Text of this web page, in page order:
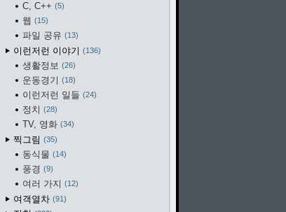
C, C++ 5
웹 15
파일 공유 13
이런저런 이야기 136
생활정보 26
운동경기 18
이런저런 일들 24
정치 28
TV, 영화 34
찍그림 35
동식물 14
풍경 9
여러 가지 12
여객열차 91